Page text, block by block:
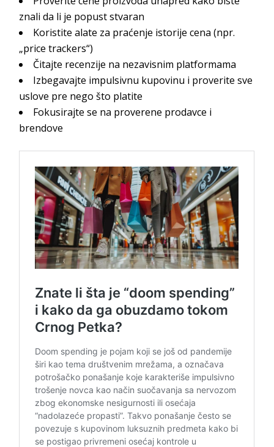
znali da li je popust stvaran
Koristite alate za praćenje istorije cena (npr.
„price trackers“)
Čitajte recenzije na nezavisnim platformama
Izbegavajte impulsivnu kupovinu i proverite sve
uslove pre nego što platite
Fokusirajte se na proverene prodavce i
brendove